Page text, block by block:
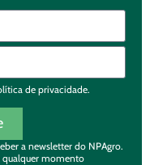
de privacidade.
a newsletter do NPAgro.
qualquer momento